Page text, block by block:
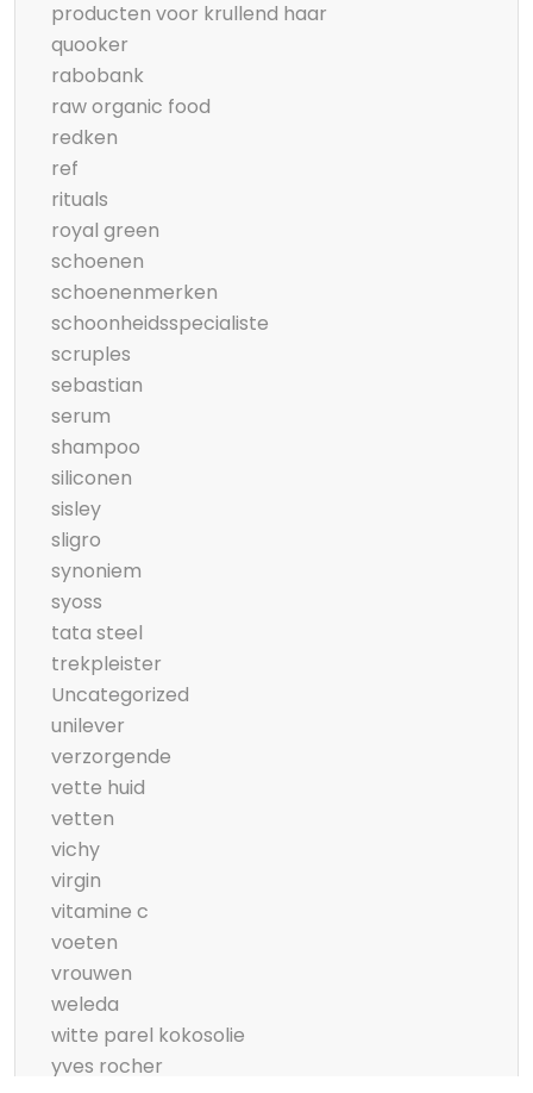
producten voor krullend haar
quooker
rabobank
raw organic food
redken
ref
rituals
royal green
schoenen
schoenenmerken
schoonheidsspecialiste
scruples
sebastian
serum
shampoo
siliconen
sisley
sligro
synoniem
syoss
tata steel
trekpleister
Uncategorized
unilever
verzorgende
vette huid
vetten
vichy
virgin
vitamine c
voeten
vrouwen
weleda
witte parel kokosolie
yves rocher